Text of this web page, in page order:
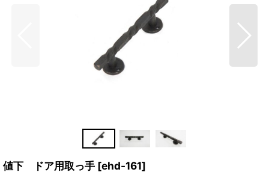
値下 ドア用取っ手 [ehd-161]